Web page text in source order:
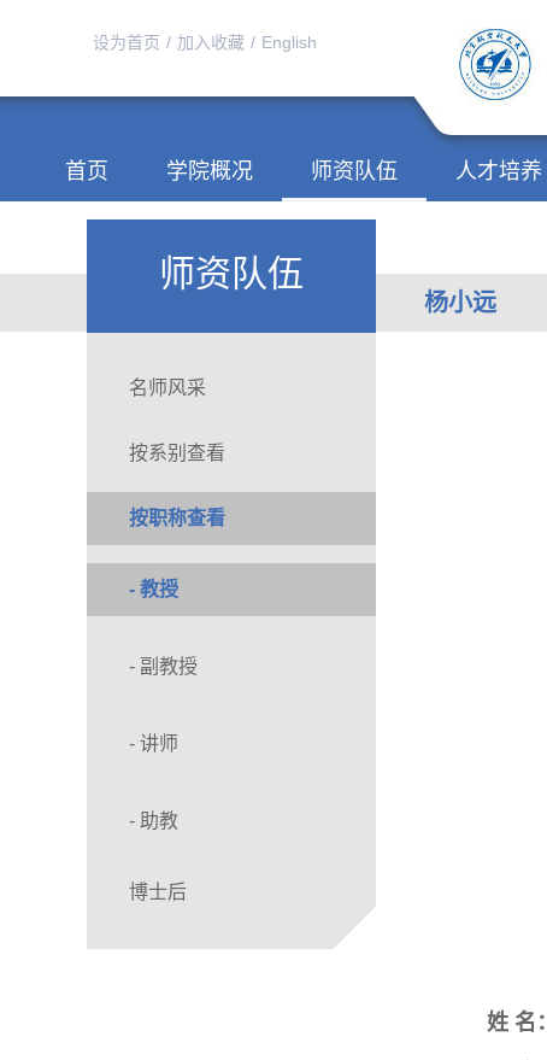
设为首页 / 加入收藏 / English
首页 学院概况 师资队伍 人才培养
师资队伍
杨小远
名师风采
按系别查看
按职称查看
- 教授
- 副教授
- 讲师
- 助教
博士后
姓 名：